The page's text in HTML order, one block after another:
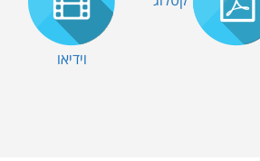
וידיאו